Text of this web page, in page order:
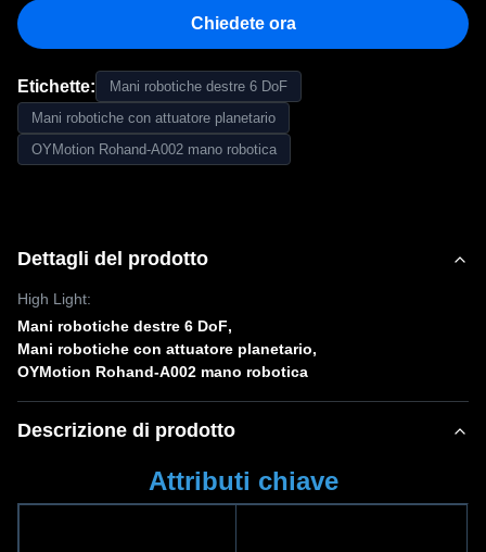
Chiedete ora
Etichette:
Mani robotiche destre 6 DoF
Mani robotiche con attuatore planetario
OYMotion Rohand-A002 mano robotica
Dettagli del prodotto
High Light:
Mani robotiche destre 6 DoF,
Mani robotiche con attuatore planetario,
OYMotion Rohand-A002 mano robotica
Descrizione di prodotto
Attributi chiave